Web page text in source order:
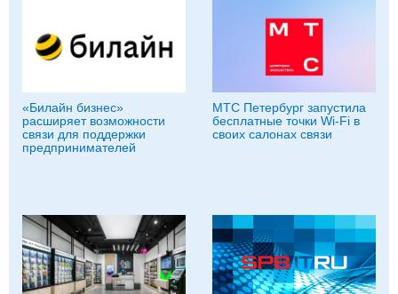
«Билайн бизнес»
расширяет возможности
связи для поддержки
предпринимателей
МТС Петербург запустила
бесплатные точки Wi-Fi в
своих салонах связи